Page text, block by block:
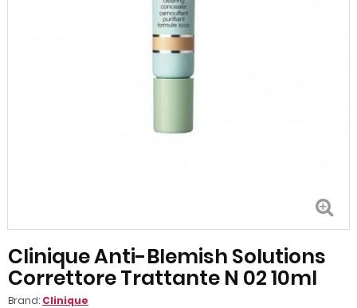
Clinique Anti-Blemish Solutions
Correttore Trattante N 02 10ml
Brand: Clinique